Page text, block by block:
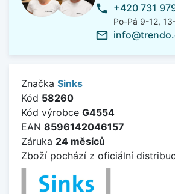
phone +420 731
Po-Pá 9-12,
mail_outline
Značka Sinks
Kód 58260
Kód výrobce G4554
EAN 8596142046157
Záruka 24 měsíců
Zboží pochází z oficiální